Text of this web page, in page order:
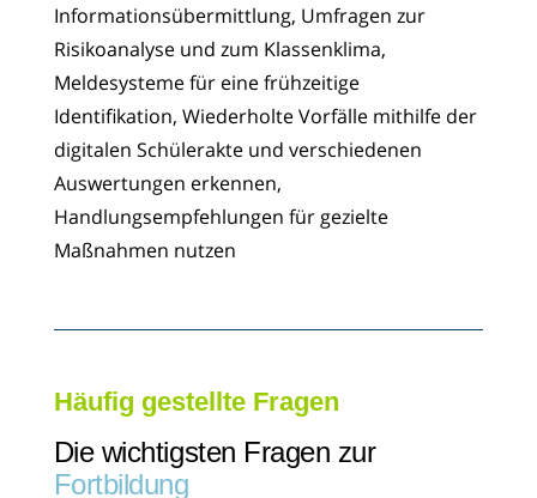
Informationsübermittlung, Umfragen zur
Risikoanalyse und zum Klassenklima,
Meldesysteme für eine frühzeitige
Identifikation, Wiederholte Vorfälle mithilfe der
digitalen Schülerakte und verschiedenen
Auswertungen erkennen,
Handlungsempfehlungen für gezielte
Maßnahmen nutzen
Häufig gestellte Fragen
Die wichtigsten Fragen zur
Fortbildung